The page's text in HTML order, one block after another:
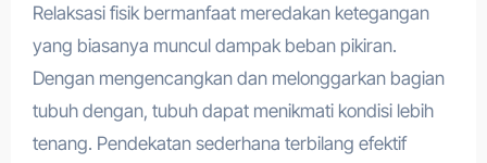
Relaksasi fisik bermanfaat meredakan ketegangan
yang biasanya muncul dampak beban pikiran.
Dengan mengencangkan dan melonggarkan bagian
tubuh dengan, tubuh dapat menikmati kondisi lebih
tenang. Pendekatan sederhana terbilang efektif